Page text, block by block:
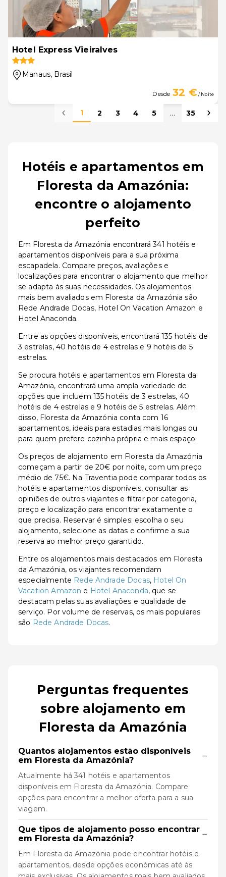
Hotel Express Vieiralves
Manaus, Brasil
Desde 32 €/ Noite
1 2 3 4 5 ... 35
Hotéis e apartamentos em
Floresta da Amazónia:
encontre o alojamento
perfeito
Em Floresta da Amazónia encontrará 341 hotéis e
apartamentos disponíveis para a sua próxima
escapadela. Compare preços, avaliações e
localizações para encontrar o alojamento que melhor
se adapta às suas necessidades. Os alojamentos
mais bem avaliados em Floresta da Amazónia são
Rede Andrade Docas, Hotel On Vacation Amazon e
Hotel Anaconda.
Entre as opções disponíveis, encontrará 135 hotéis de
3 estrelas, 40 hotéis de 4 estrelas e 9 hotéis de 5
estrelas.
Se procura hotéis e apartamentos em Floresta da
Amazónia, encontrará uma ampla variedade de
opções que incluem 135 hotéis de 3 estrelas, 40
hotéis de 4 estrelas e 9 hotéis de 5 estrelas. Além
disso, Floresta da Amazónia conta com 16
apartamentos, ideais para estadias mais longas ou
para quem prefere cozinha própria e mais espaço.
Os preços de alojamento em Floresta da Amazónia
começam a partir de 20€ por noite, com um preço
médio de 75€. Na Traventia pode comparar todos os
hotéis e apartamentos disponíveis, consultar as
opiniões de outros viajantes e filtrar por categoria,
preço e localização para encontrar exatamente o
que precisa. Reservar é simples: escolha o seu
alojamento, selecione as datas e confirme a sua
reserva ao melhor preço garantido.
Entre os alojamentos mais destacados em Floresta
da Amazónia, os viajantes recomendam
especialmente Rede Andrade Docas, Hotel On
Vacation Amazon e Hotel Anaconda, que se
destacam pelas suas avaliações e qualidade de
serviço. Por volume de reservas, os mais populares
são Rede Andrade Docas.
Perguntas frequentes
sobre alojamento em
Floresta da Amazónia
Quantos alojamentos estão disponíveis
em Floresta da Amazónia?
−
Atualmente há 341 hotéis e apartamentos
disponíveis em Floresta da Amazónia. Compare
opções para encontrar a melhor oferta para a sua
viagem.
Que tipos de alojamento posso encontrar
em Floresta da Amazónia?
−
Em Floresta da Amazónia pode encontrar hotéis e
apartamentos, desde opções económicas até às